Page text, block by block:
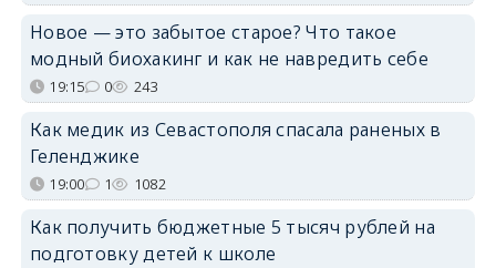
Новое — это забытое старое? Что такое
модный биохакинг и как не навредить себе
19:15 0 243
Как медик из Севастополя спасала раненых в
Геленджике
19:00 1 1082
Как получить бюджетные 5 тысяч рублей на
подготовку детей к школе